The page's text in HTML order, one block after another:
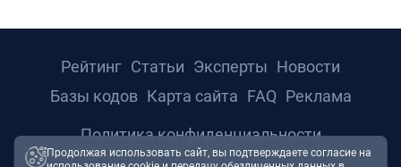
Рейтинг Статьи Эксперты Новости
Базы кодов Карта сайта FAQ Реклама
Политика конфиденциальности
Продолжая использовать сайт, вы подтверждаете согласие на